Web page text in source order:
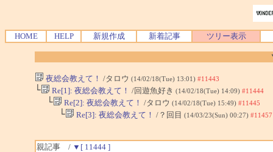
HOME HELP 新規作成 新着記事 ツリー表示
夜総会教えて！ /タロウ (14/02/18(Tue) 13:01) #11443
└ Re[1]: 夜総会教えて！ /回遊魚好き (14/02/18(Tue) 14:09) #11444
└ Re[2]: 夜総会教えて！ /タロウ (14/02/18(Tue) 15:49) #11445
└ Re[3]: 夜総会教えて！ /？回目 (14/03/23(Sun) 00:27) #11457
親記事 / ▼[ 11444 ]